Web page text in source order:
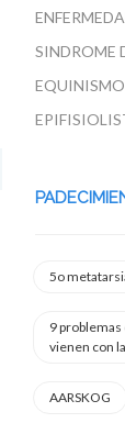
SINDROME
EQUINISMO
5o
9
vienen con
AARSKOG